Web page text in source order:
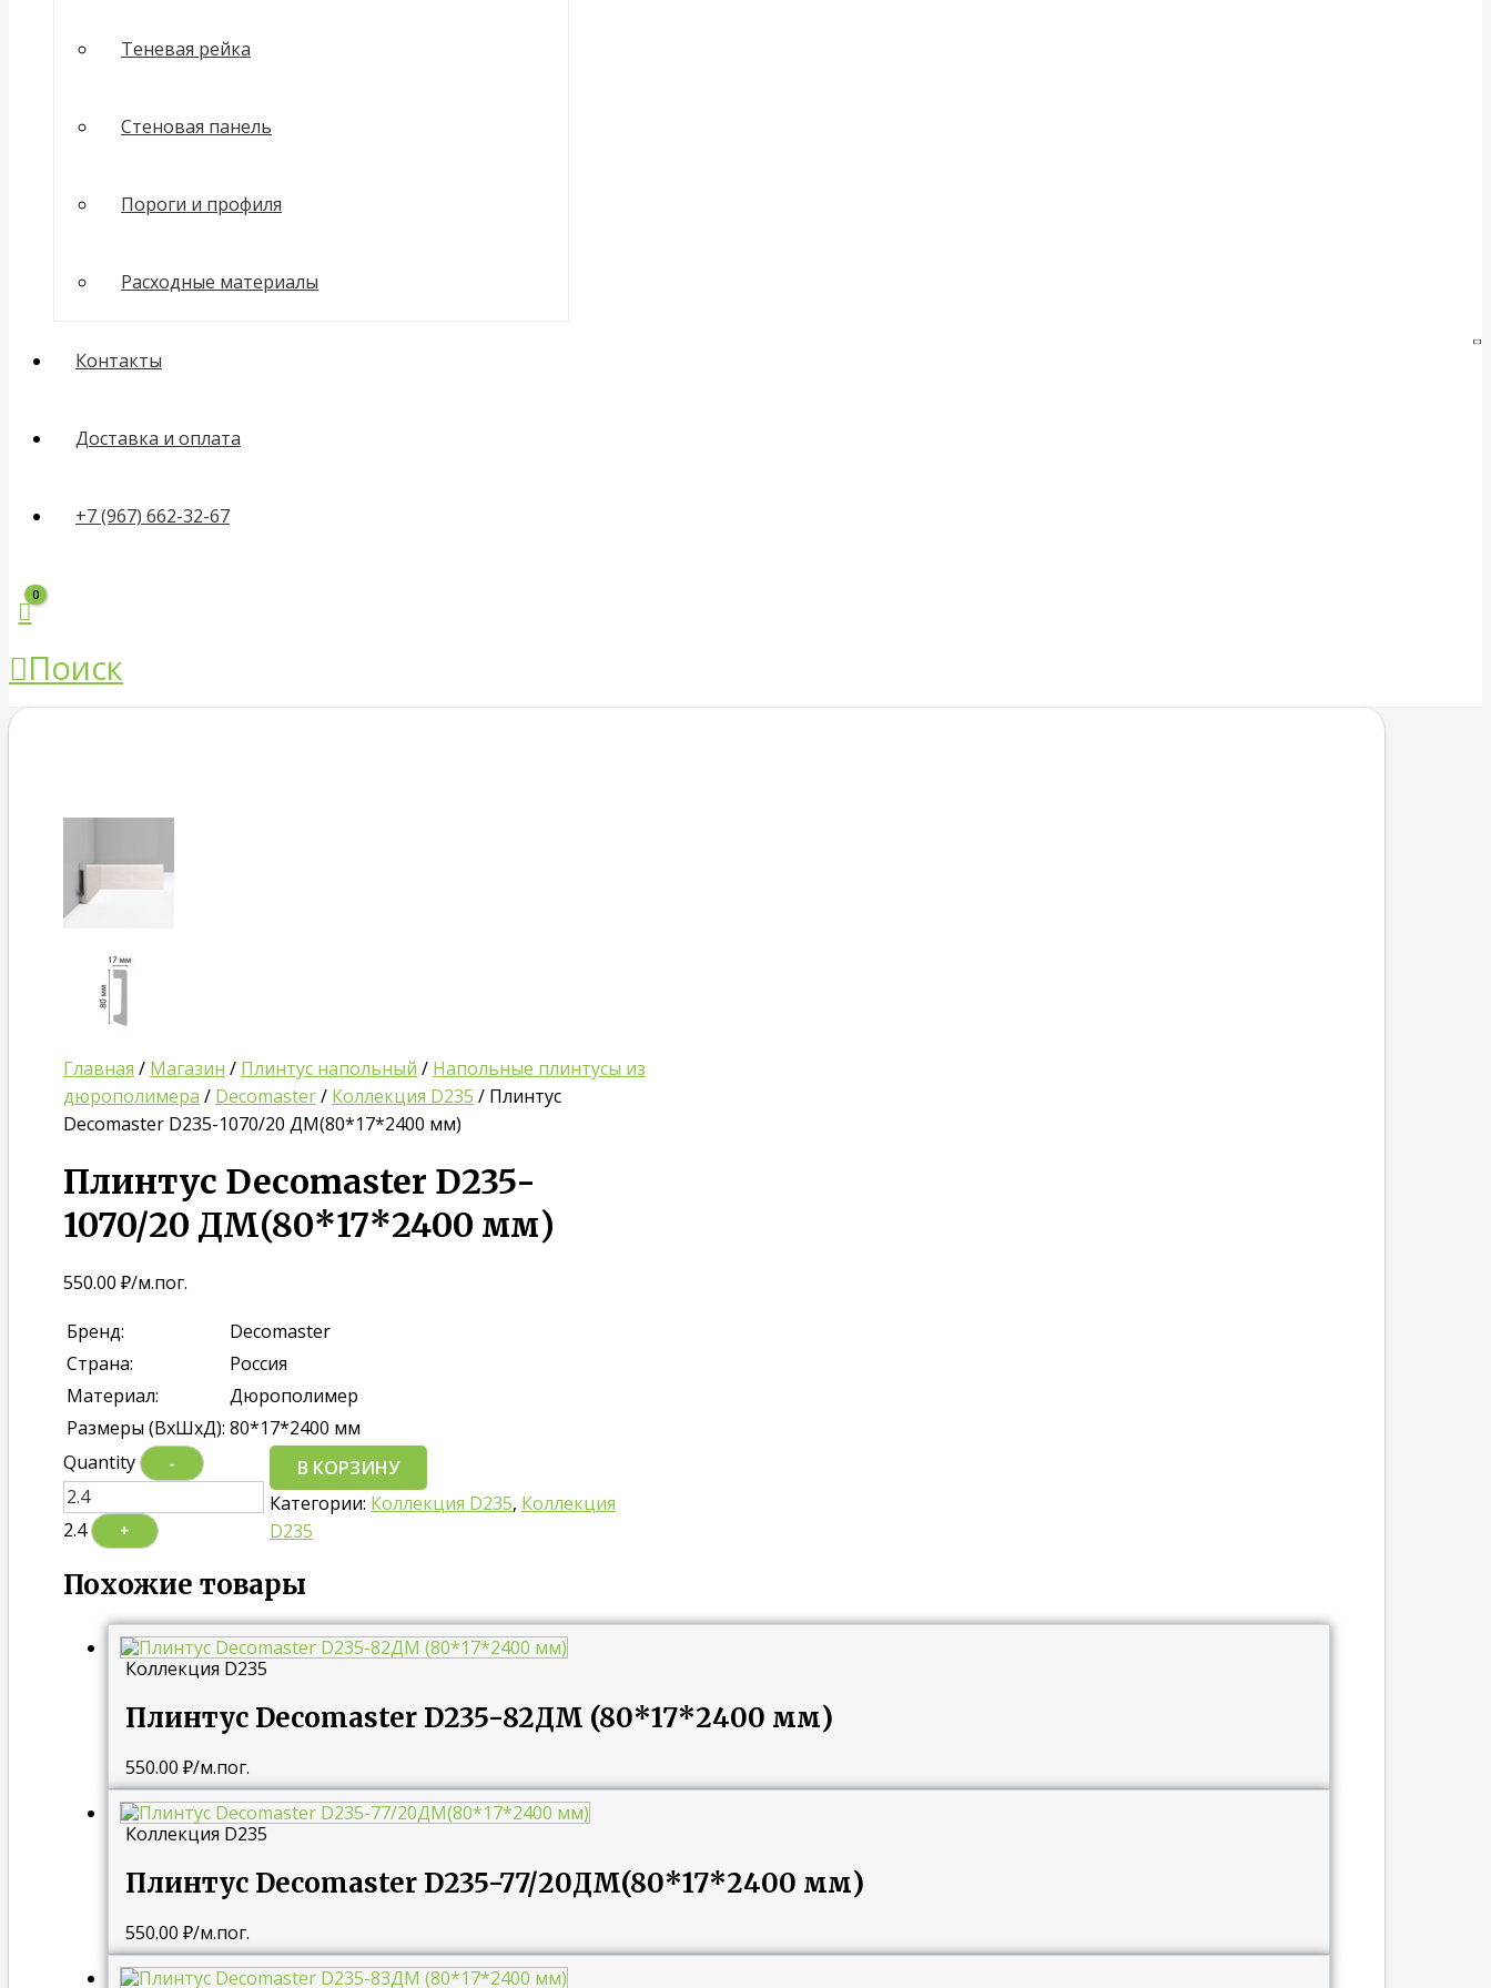
Теневая рейка
Стеновая панель
Пороги и профиля
Расходные материалы
Контакты
Доставка и оплата
+7 (967) 662-32-67
Поиск
Главная / Магазин / Плинтус напольный / Напольные плинтусы из
дюрополимера / Decomaster/ Коллекция D235 / Плинтус
Decomaster D235-1070/20 ДМ(80*17*2400 мм)
Плинтус Decomaster D235-
1070/20 ДМ(80*17*2400 мм)
550.00 ₽/м.пог.
Бренд:
Decomaster
Страна:
Россия
Материал:
Дюрополимер
Размеры (ВхШхД): 80*17*2400 мм
Quantity
-
2.4 +
В КОРЗИНУ
Категории: Коллекция D235, Коллекция
D235
Похожие товары
Коллекция D235
Плинтус Decomaster D235-82ДМ (80*17*2400 мм)
550.00 ₽/м.пог.
Коллекция D235
Плинтус Decomaster D235-77/20ДМ(80*17*2400 мм)
550.00 ₽/м.пог.